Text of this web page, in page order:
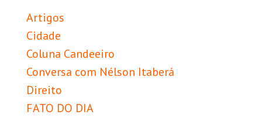
Artigos
Cidade
Coluna Candeeiro
Conversa com Nélson Itaberá
Direito
FATO DO DIA